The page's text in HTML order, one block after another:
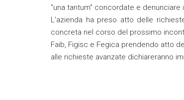
"una tantum" concordate e
L’azienda ha preso atto delle
concreta nel corso del prossimo
Faib, Figisc e Fegica prendendo atto
alle richieste avanzate dichiareranno